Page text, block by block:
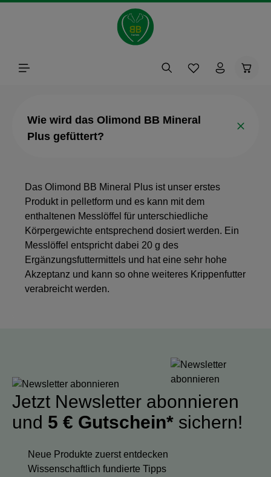
Wie wird das Olimond BB Mineral
Plus gefüttert?
Das Olimond BB Mineral Plus ist unser erstes
Produkt in pelletform und es kann mit dem
enthaltenen Messlöffel für unterschiedliche
Körpergewichte entsprechend dosiert werden. Ein
Messlöffel entspricht dabei 20 g des
Ergänzungsfuttermittels und hat eine sehr hohe
Akzeptanz und kann so ohne weiteres Krippenfutter
verabreicht werden.
Jetzt Newsletter abonnieren
und 5 € Gutschein* sichern!
Neue Produkte zuerst entdecken
Wissenschaftlich fundierte Tipps